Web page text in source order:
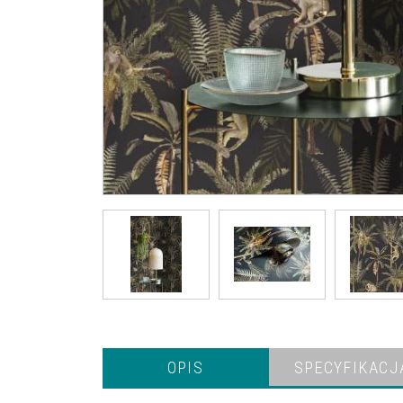
OPIS